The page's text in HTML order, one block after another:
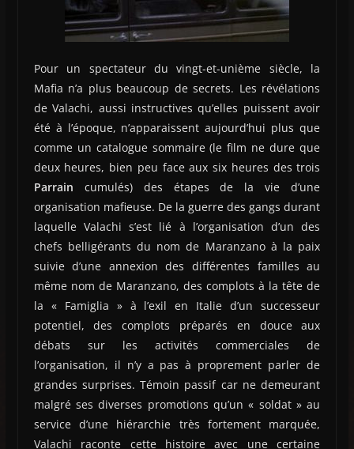
Pour un spectateur du vingt-et-unième siècle, la
Mafia n’a plus beaucoup de secrets. Les révélations
de Valachi, aussi instructives qu’elles puissent avoir
été à l’époque, n’apparaissent aujourd’hui plus que
comme un catalogue sommaire (le film ne dure que
deux heures, bien peu face aux six heures des trois
Parrain cumulés) des étapes de la vie d’une
organisation mafieuse. De la guerre des gangs durant
laquelle Valachi s’est lié à l’organisation d’un des
chefs belligérants du nom de Maranzano à la paix
suivie d’une annexion des différentes familles au
même nom de Maranzano, des complots à la tête de
la « Famiglia » à l’exil en Italie d’un successeur
potentiel, des complots préparés en douce aux
débats sur les activités commerciales de
l’organisation, il n’y a pas à proprement parler de
grandes surprises. Témoin passif car ne demeurant
malgré ses diverses promotions qu’un « soldat » au
service d’une hiérarchie très fortement marquée,
Valachi raconte cette histoire avec une certaine